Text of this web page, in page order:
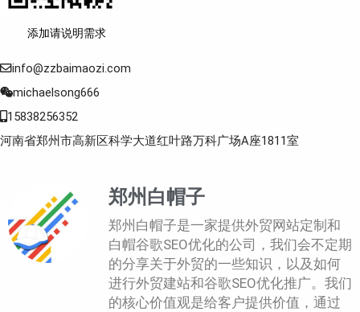
添加请说明需求
info@zzbaimaozi.com
michaelsong666
15838256352
河南省郑州市高新区科学大道红叶路万科广场A座1811室
郑州白帽子
郑州白帽子是一家提供外贸网站定制和
白帽谷歌SEO优化的公司，我们会不定期
的分享关于外贸的一些知识，以及如何
进行外贸建站和谷歌SEO优化推广。我们
的核心价值观是给客户提供价值，通过